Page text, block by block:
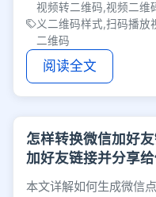
视频转二维码,视频二维
义二维码样式,扫码播放
二维码
阅读全文
怎样转换微信加好
加好友链接并分享给
本文详解如何生成微信